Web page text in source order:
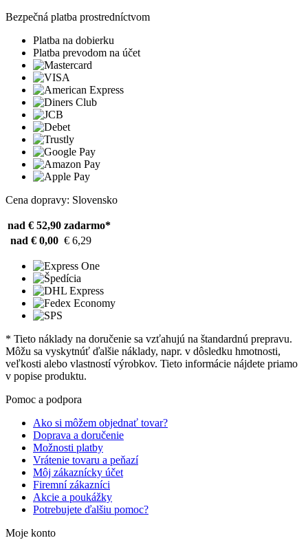
Bezpečná platba prostredníctvom
Platba na dobierku
Platba prevodom na účet
Cena dopravy: Slovensko
nad € 52,90 zadarmo*
nad € 0,00 € 6,29
* Tieto náklady na doručenie sa vzťahujú na štandardnú prepravu.
Môžu sa vyskytnúť ďalšie náklady, napr. v dôsledku hmotnosti,
veľkosti alebo vlastností výrobkov. Tieto informácie nájdete priamo
v popise produktu.
Pomoc a podpora
Ako si môžem objednať tovar?
Doprava a doručenie
Možnosti platby
Vrátenie tovaru a peňazí
Môj zákaznícky účet
Firemní zákazníci
Akcie a poukážky
Potrebujete ďalšiu pomoc?
Moje konto